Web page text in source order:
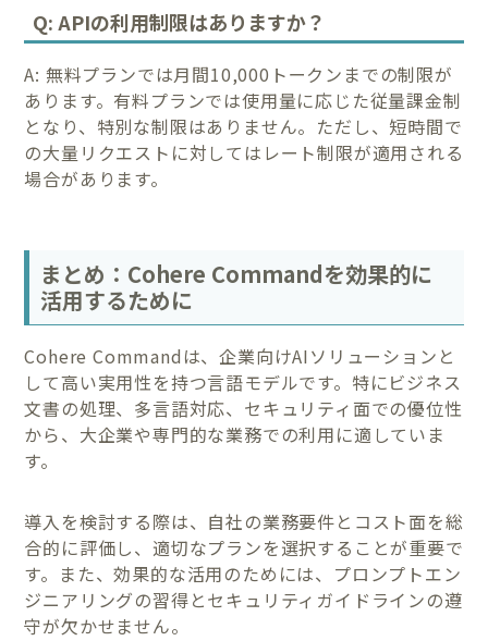
Q: APIの利用制限はありますか？
A: 無料プランでは月間10,000トークンまでの制限が
あります。有料プランでは使用量に応じた従量課金制
となり、特別な制限はありません。ただし、短時間で
の大量リクエストに対してはレート制限が適用される
場合があります。
まとめ：Cohere Commandを効果的に
活用するために
Cohere Commandは、企業向けAIソリューションと
して高い実用性を持つ言語モデルです。特にビジネス
文書の処理、多言語対応、セキュリティ面での優位性
から、大企業や専門的な業務での利用に適していま
す。
導入を検討する際は、自社の業務要件とコスト面を総
合的に評価し、適切なプランを選択することが重要で
す。また、効果的な活用のためには、プロンプトエン
ジニアリングの習得とセキュリティガイドラインの遵
守が欠かせません。